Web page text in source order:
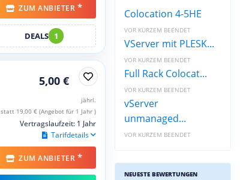
ZUM ANBIETER *
DEALS 1
5,00 €
jährl.
statt 19,00 € (Angebot für 1 Jahr )
Vertragslaufzeit: 1 Jahr
Tarifdetails
ZUM ANBIETER *
Colocation 4-5HE
VOR KURZEM BEENDET
VServer mit PLESK...
VOR KURZEM BEENDET
Full Rack Colocat...
VOR KURZEM BEENDET
vServer
unmanaged...
VOR KURZEM BEENDET
NEUESTE BEWERTUNGEN